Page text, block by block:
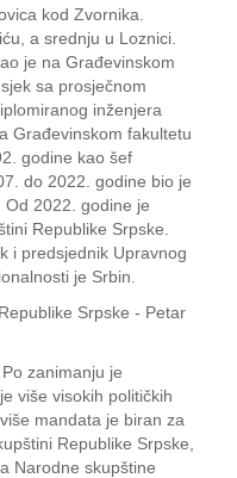
kod Zvornika.
a srednju u Loznici.
je na Građevinskom
sa prosječnom
inženjera
Građevinskom fakultetu
godine kao šef
do 2022. godine bio je
2022. godine je
Republike Srpske.
i predsjednik Upravnog
je Srbin.
Srpske - Petar
zanimanju je
više visokih političkih
mandata je biran za
Republike Srpske,
Narodne skupštine